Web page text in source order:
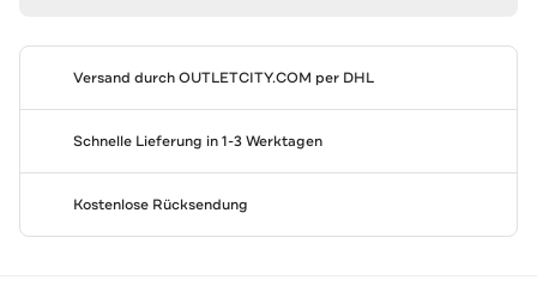
Versand durchOUTLETCITY.COM per DHL
Schnelle Lieferung in 1-3 Werktagen
Kostenlose Rücksendung